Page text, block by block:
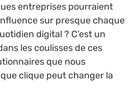
entreprises pourraient
sur presque chaque
digital ? C’est un
les coulisses de ces
que nous
clique peut changer la